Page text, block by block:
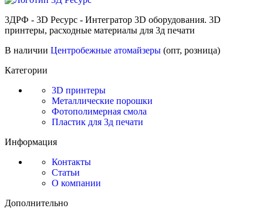
3ДРФ - 3D Ресурс - Интегратор 3D оборудования. 3D
принтеры, расходные материалы для 3д печати
В наличии Центробежные атомайзеры (опт, розница)
Категории
3D принтеры
Металлические порошки
Фотополимерная смола
Пластик для 3д печати
Информация
Контакты
Статьи
О компании
Дополнительно